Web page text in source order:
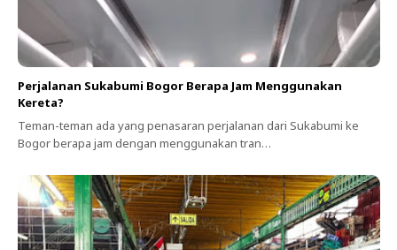
Perjalanan Sukabumi Bogor Berapa Jam Menggunakan
Kereta?
Teman-teman ada yang penasaran perjalanan dari Sukabumi ke
Bogor berapa jam dengan menggunakan tran…